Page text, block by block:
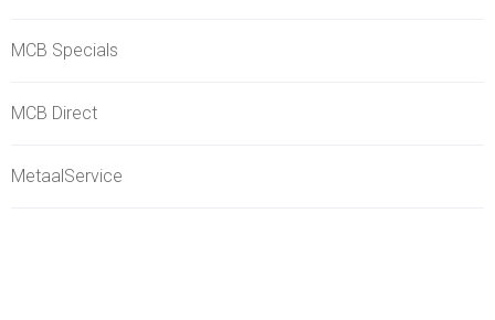
MCB Specials
MCB Direct
MetaalService